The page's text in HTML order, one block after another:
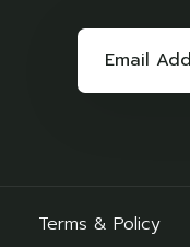
Terms & Policy